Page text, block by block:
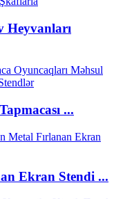
Heyvanları
...
Ekran Stendi ...